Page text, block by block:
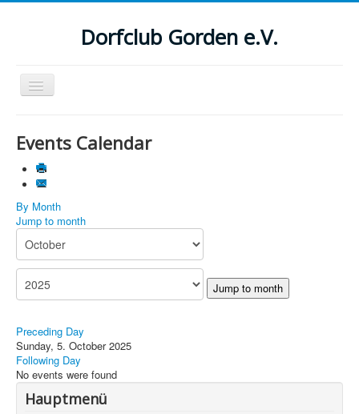
Dorfclub Gorden e.V.
Navigation
an/aus
Suchen
...
Events Calendar
By Month
Jump to month
Jump to month
Preceding Day
Sunday, 5. October 2025
Following Day
No events were found
Hauptmenü